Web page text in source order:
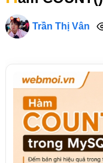
Trần Thị Vân